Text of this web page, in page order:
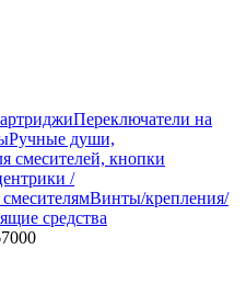
Переключатели на
Ручные души,
смесителей, кнопки
/
Винты/крепления/
средства